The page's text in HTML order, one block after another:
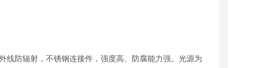
线防辐射，不锈钢连接件，强度高、防腐能力强。光源为